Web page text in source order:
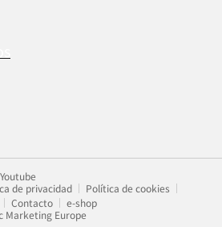
Youtube
de privacidad
Política de cookies
Contacto
e-shop
Marketing Europe